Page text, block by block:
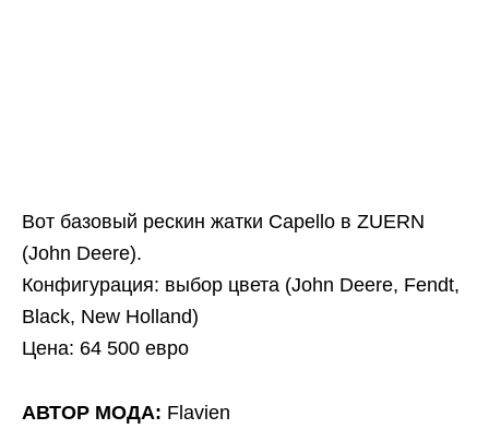
Вот базовый рескин жатки Capello в ZUERN
(John Deere).
Конфигурация: выбор цвета (John Deere, Fendt,
Black, New Holland)
Цена: 64 500 евро
АВТОР МОДА: Flavien